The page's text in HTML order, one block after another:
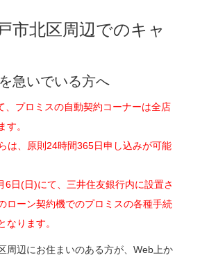
市北区周辺でのキャ
急いでいる方へ
、プロミスの自動契約コーナーは全店
す。
は、原則24時間365日申し込みが可能
6日(日)にて、三井住友銀行内に設置さ
ローン契約機でのプロミスの各種手続
なります。
周辺にお住まいのある方が、Web上か